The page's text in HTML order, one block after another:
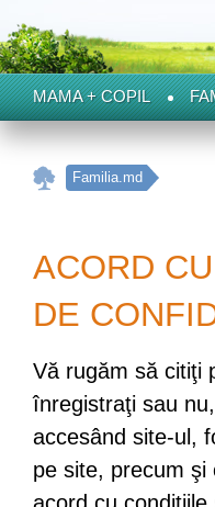
MAMA + COPIL
Familia.md
ACORD
DE
Vă rugăm să citiţi
înregistraţi sau
accesând site-ul,
pe site, precum